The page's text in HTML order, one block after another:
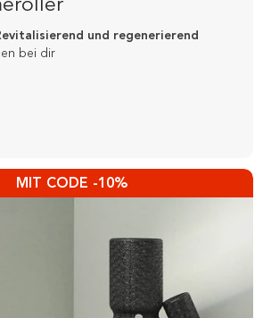
und regenerierend
bei dir
MIT CODE -10%